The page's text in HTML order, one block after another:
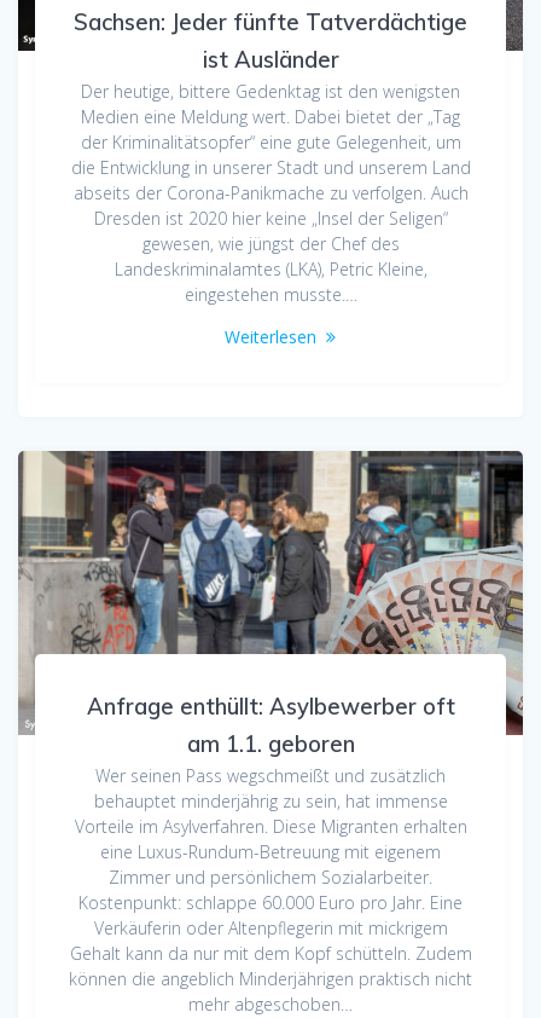
Sachsen: Jeder fünfte Tatverdächtige
ist Ausländer
Der heutige, bittere Gedenktag ist den wenigsten
Medien eine Meldung wert. Dabei bietet der „Tag
der Kriminalitätsopfer“ eine gute Gelegenheit, um
die Entwicklung in unserer Stadt und unserem Land
abseits der Corona-Panikmache zu verfolgen. Auch
Dresden ist 2020 hier keine „Insel der Seligen“
gewesen, wie jüngst der Chef des
Landeskriminalamtes (LKA), Petric Kleine,
eingestehen musste.…
Weiterlesen
Anfrage enthüllt: Asylbewerber oft
am 1.1. geboren
Wer seinen Pass wegschmeißt und zusätzlich
behauptet minderjährig zu sein, hat immense
Vorteile im Asylverfahren. Diese Migranten erhalten
eine Luxus-Rundum-Betreuung mit eigenem
Zimmer und persönlichem Sozialarbeiter.
Kostenpunkt: schlappe 60.000 Euro pro Jahr. Eine
Verkäuferin oder Altenpflegerin mit mickrigem
Gehalt kann da nur mit dem Kopf schütteln. Zudem
können die angeblich Minderjährigen praktisch nicht
mehr abgeschoben…